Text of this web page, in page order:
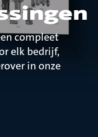
compleet
elk bedrijf,
in onze